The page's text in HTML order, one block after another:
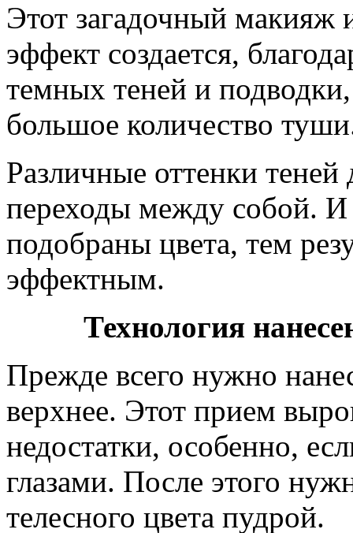
Этот загадочный макияж
эффект создается,
темных теней и
большое количество
Различные оттенки
переходы между собой. И
подобраны цвета, тем
эффектным.
Технология
Прежде всего нужно
верхнее. Этот прием
недостатки, особенно,
глазами. После этого
телесного цвета пудрой.